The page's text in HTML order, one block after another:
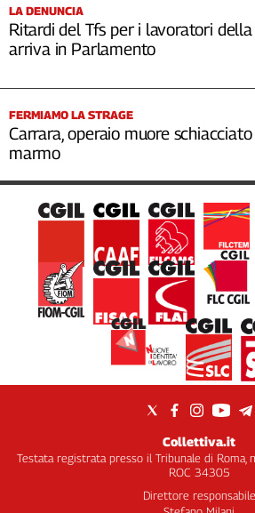
LA DENUNCIA
Ritardi del Tfs per i lavoratori
arriva in Parlamento
FERMIAMO LA STRAGE
Carrara, operaio muore
marmo
Collettiva.it
Testata registrata presso il Tribunale di
ROC 34305
Direttore responsabile